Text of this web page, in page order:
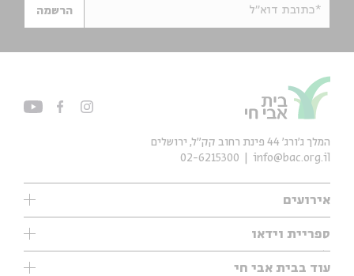
*כתובת דוא"ל הרשמה
אירועים
עיון
אנגלית
ספריית וידאו
ילדים
עוד בבית אבי חי
המלך ג'ורג' 44 פינת רחוב קק״ל, ירושלים
info@bac.org.il
02-6215300